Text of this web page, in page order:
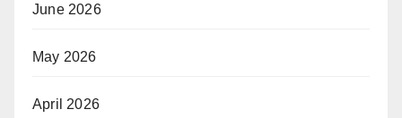
June 2026
May 2026
April 2026